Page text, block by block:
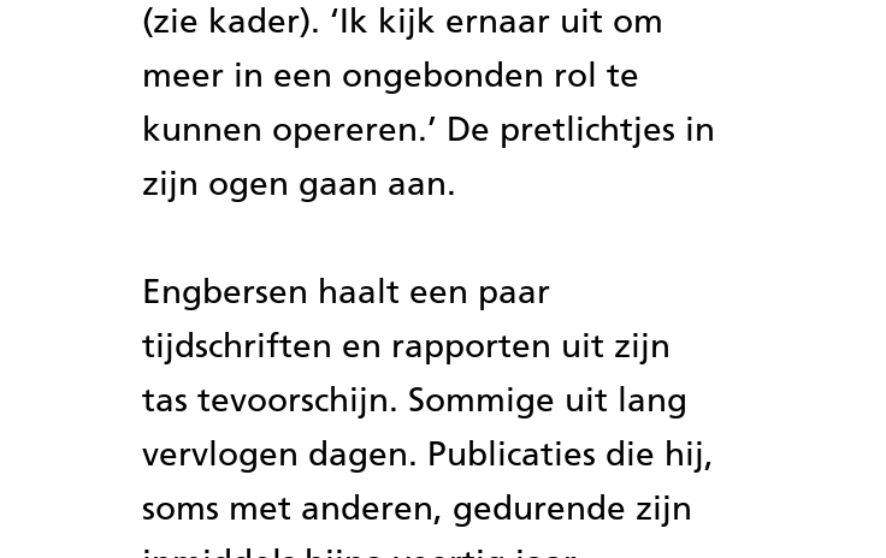
(zie kader). ‘Ik kijk ernaar uit om
meer in een ongebonden rol te
kunnen opereren.’ De pretlichtjes in
zijn ogen gaan aan.
Engbersen haalt een paar
tijdschriften en rapporten uit zijn
tas tevoorschijn. Sommige uit lang
vervlogen dagen. Publicaties die hij,
soms met anderen, gedurende zijn